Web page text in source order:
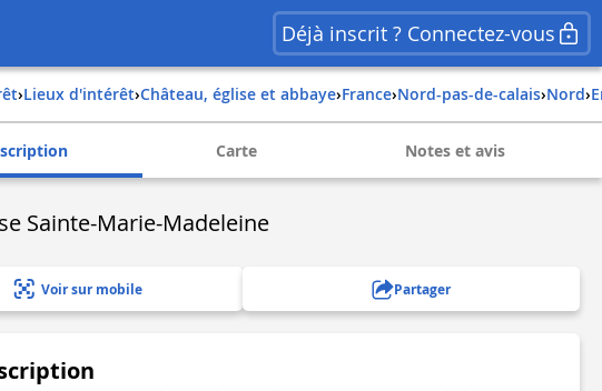
Déjà inscrit ? Connectez-vous
› Lieux d'intérêt› Château, église et abbaye› france› nord-pas-de-calais› nord›
Carte Notes et avis
Sainte-Marie-Madeleine
Voir sur mobile Partager